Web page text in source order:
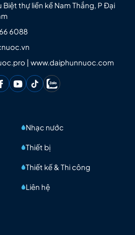
Biệt thự liền kề Nam Thắng, P Đại
6088
| www.daiphunnuoc.com
Nhạc nước
Thiết bị
Thiết kế & Thi công
Liên hệ